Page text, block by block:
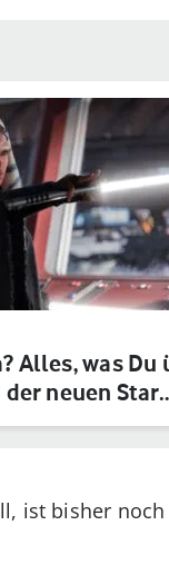
Alles, was Du
neuen
ist bisher